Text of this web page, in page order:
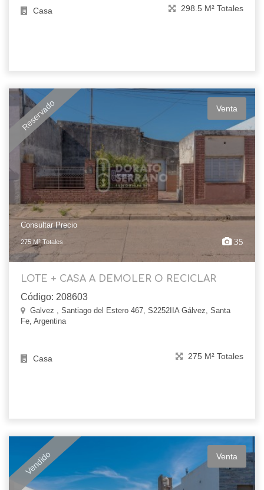
Casa 298.5 M² Totales
Reservado Venta
Consultar Precio
275 M² Totales 35
LOTE + CASA A DEMOLER O RECICLAR
Código: 208603
Galvez , Santiago del Estero 467, S2252IIA Gálvez, Santa
Fe, Argentina
Casa 275 M² Totales
Vendido Venta